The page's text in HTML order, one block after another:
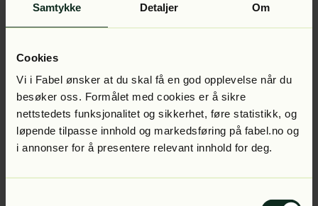
Samtykke Detaljer Om
Cookies
Vi i Fabel ønsker at du skal få en god opplevelse når du
besøker oss. Formålet med cookies er å sikre
nettstedets funksjonalitet og sikkerhet, føre statistikk, og
løpende tilpasse innhold og markedsføring på fabel.no og
i annonser for å presentere relevant innhold for deg.